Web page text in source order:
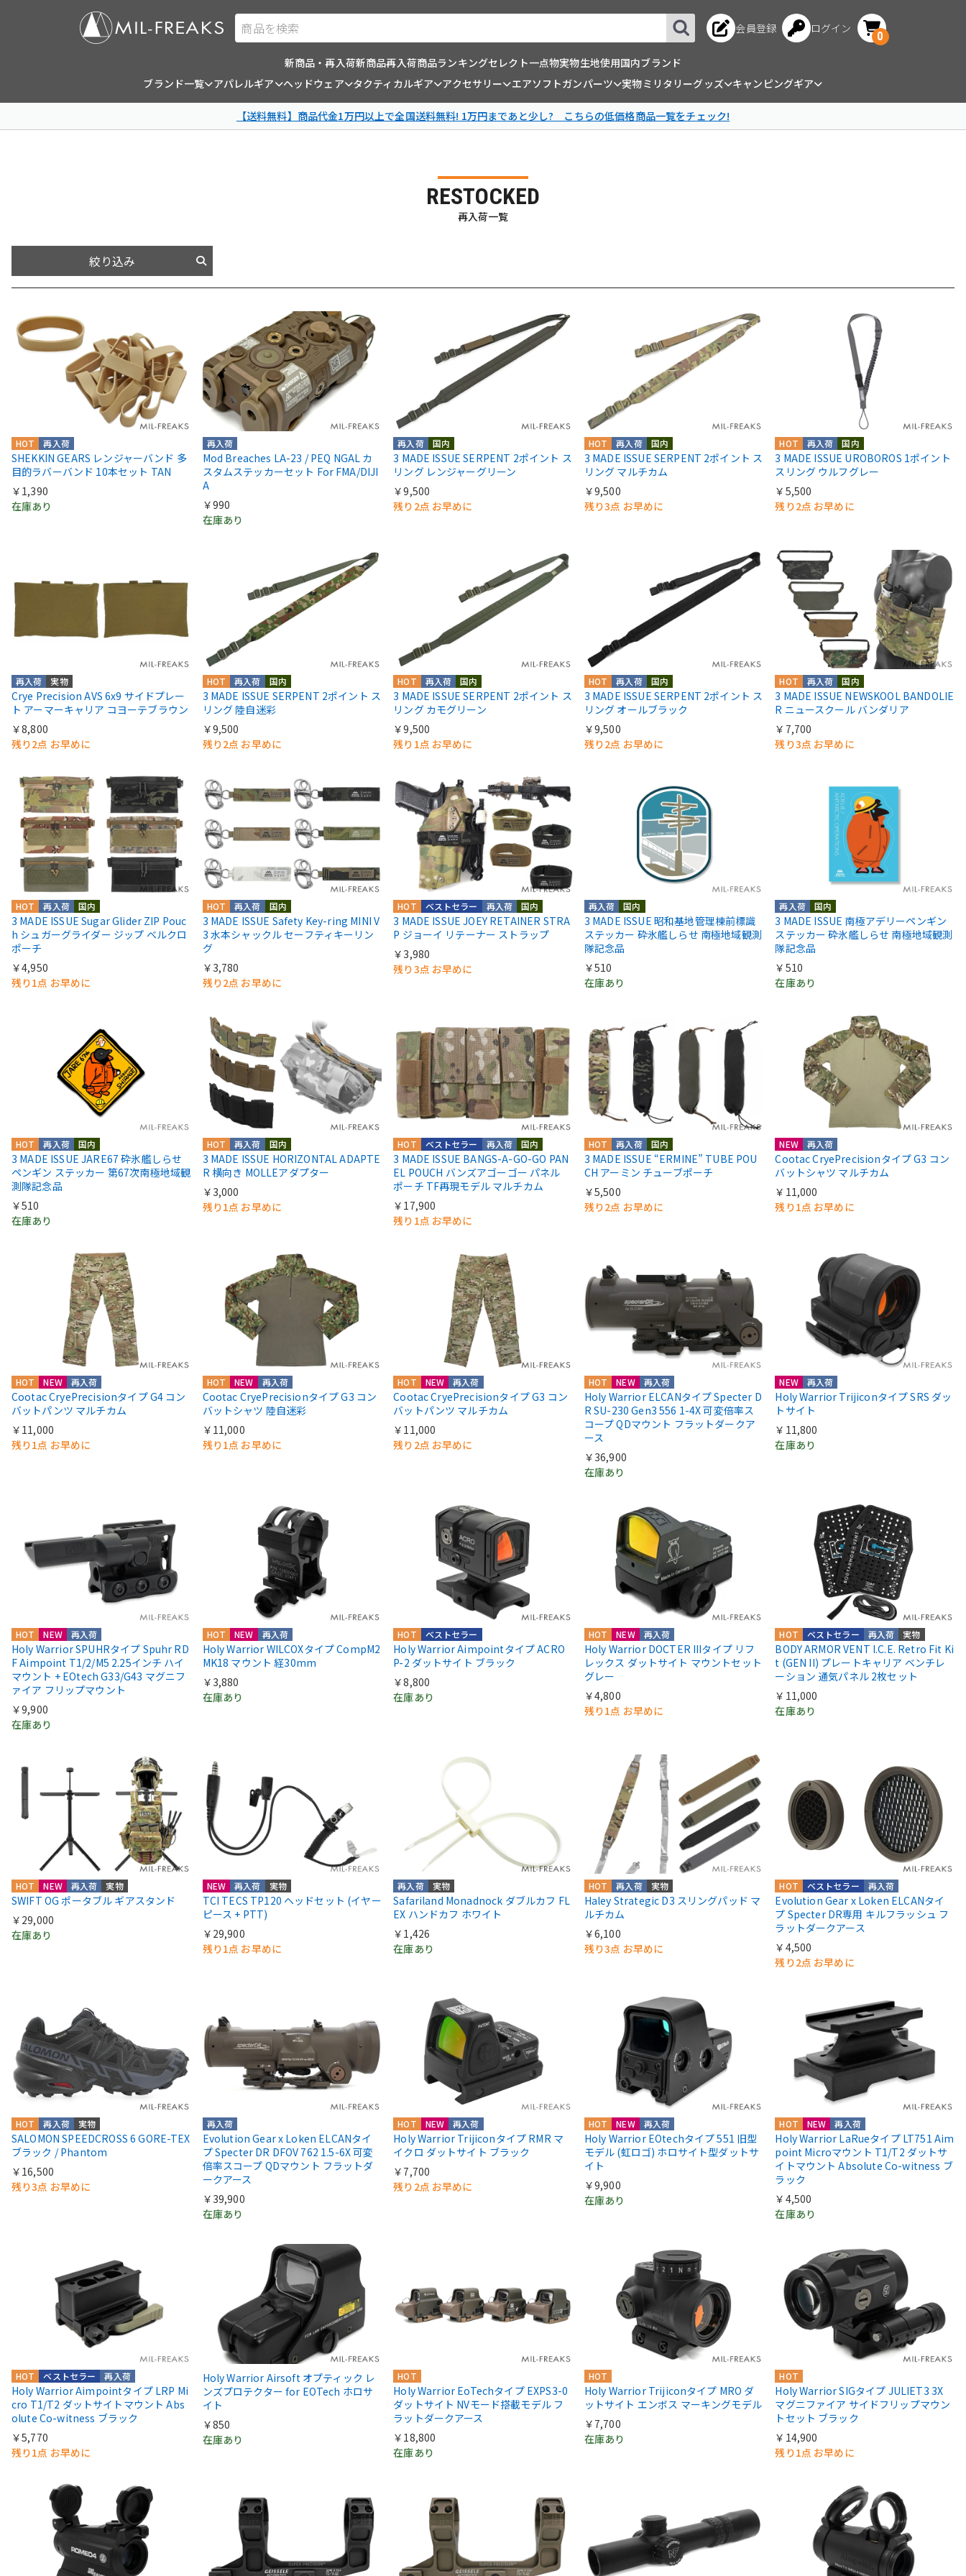
商品を検索 会員登録 ログイン
0
新商品・再入荷新商品再入荷商品ランキングセレクト一点物実物生地使用国内ブランド
ブランド一覧
アパレルギア ヘッドウェア タクティカルギア アクセサリー エアソフトガンパーツ 実物ミリタリーグッズ キャンピングギア
【送料無料】商品代金1万円以上で全国送料無料! 1万円まであと少し? こちらの低価格商品一覧をチェック!
RESTOCKED
再入荷一覧
絞り込み
HOT 再入荷
SHEKKIN GEARS レンジャーバンド 多
目的ラバーバンド 10本セット TAN
￥1,390
在庫あり
再入荷
Mod Breaches LA-23 / PEQ NGAL カ
スタムステッカーセット For FMA/DIJI
A
￥990
在庫あり
再入荷 国内
3 MADE ISSUE SERPENT 2ポイント ス
リング レンジャーグリーン
￥9,500
残り2点 お早めに
HOT 再入荷 国内
3 MADE ISSUE SERPENT 2ポイント ス
リング マルチカム
￥9,500
残り3点 お早めに
HOT 再入荷 国内
3 MADE ISSUE UROBOROS 1ポイント
スリング ウルフグレー
￥5,500
残り2点 お早めに
再入荷 実物
Crye Precision AVS 6x9 サイドプレー
ト アーマーキャリア コヨーテブラウン
￥8,800
残り2点 お早めに
HOT 再入荷 国内
3 MADE ISSUE SERPENT 2ポイント ス
リング 陸自迷彩
￥9,500
残り2点 お早めに
HOT 再入荷 国内
3 MADE ISSUE SERPENT 2ポイント ス
リング カモグリーン
￥9,500
残り1点 お早めに
HOT 再入荷 国内
3 MADE ISSUE SERPENT 2ポイント ス
リング オールブラック
￥9,500
残り2点 お早めに
HOT 再入荷 国内
3 MADE ISSUE NEWSKOOL BANDOLIE
R ニュースクール バンダリア
￥7,700
残り3点 お早めに
HOT 再入荷 国内
3 MADE ISSUE Sugar Glider ZIP Pouc
h シュガーグライダー ジップ ベルクロ
ポーチ
￥4,950
残り1点 お早めに
HOT 再入荷 国内
3 MADE ISSUE Safety Key-ring MINI V
3 水本シャックル セーフティキーリン
グ
￥3,780
残り2点 お早めに
HOT 再入荷 国内
ベストセラー
3 MADE ISSUE JOEY RETAINER STRA
P ジョーイ リテーナー ストラップ
￥3,980
残り3点 お早めに
再入荷 国内
3 MADE ISSUE 昭和基地管理棟前標識
ステッカー 砕氷艦しらせ 南極地域観測
隊記念品
￥510
在庫あり
再入荷 国内
3 MADE ISSUE 南極アデリーペンギン
ステッカー 砕氷艦しらせ 南極地域観測
隊記念品
￥510
在庫あり
HOT 再入荷 国内
3 MADE ISSUE JARE67 砕氷艦しらせ
ペンギン ステッカー 第67次南極地域観
測隊記念品
￥510
在庫あり
HOT 再入荷 国内
3 MADE ISSUE HORIZONTAL ADAPTE
R 横向き MOLLEアダプター
￥3,000
残り1点 お早めに
HOT 再入荷 国内
ベストセラー
3 MADE ISSUE BANGS-A-GO-GO PAN
EL POUCH バンズアゴーゴー パネル
ポーチ TF再現モデル マルチカム
￥17,900
残り1点 お早めに
HOT 再入荷 国内
3 MADE ISSUE “ERMINE” TUBE POU
CH アーミン チューブポーチ
￥5,500
残り2点 お早めに
NEW 再入荷
Cootac CryePrecisionタイプ G3 コン
バットシャツ マルチカム
￥11,000
残り1点 お早めに
HOT NEW 再入荷
Cootac CryePrecisionタイプ G4 コン
バットパンツ マルチカム
￥11,000
残り1点 お早めに
HOT NEW 再入荷
Cootac CryePrecisionタイプ G3 コン
バットシャツ 陸自迷彩
￥11,000
残り1点 お早めに
HOT NEW 再入荷
Cootac CryePrecisionタイプ G3 コン
バットパンツ マルチカム
￥11,000
残り2点 お早めに
HOT NEW 再入荷
Holy Warrior ELCANタイプ Specter D
R SU-230 Gen3 556 1-4X 可変倍率ス
コープ QDマウント フラットダークア
ース
￥36,900
在庫あり
NEW 再入荷
Holy Warrior Trijiconタイプ SRS ダッ
トサイト
￥11,800
在庫あり
HOT NEW 再入荷
Holy Warrior SPUHRタイプ Spuhr RD
F Aimpoint T1/2/M5 2.25インチ ハイ
マウント + EOtech G33/G43 マグニフ
ァイア フリップマウント
￥9,900
在庫あり
HOT NEW 再入荷
Holy Warrior WILCOXタイプ CompM2
MK18 マウント 経30mm
￥3,880
在庫あり
HOT ベストセラー
Holy Warrior Aimpointタイプ ACRO
P-2 ダットサイト ブラック
￥8,800
在庫あり
HOT NEW 再入荷
Holy Warrior DOCTER IIIタイプ リフ
レックス ダットサイト マウントセット
グレー
￥4,800
残り1点 お早めに
HOT 再入荷 実物
ベストセラー
BODY ARMOR VENT I.C.E. Retro Fit Ki
t (GEN II) プレートキャリア ベンチレ
ーション 通気パネル 2枚セット
￥11,000
在庫あり
HOT NEW 再入荷 実物
SWIFT OG ポータブル ギアスタンド
￥29,000
在庫あり
NEW 再入荷 実物
TCI TECS TP120 ヘッドセット (イヤー
ピース + PTT)
￥29,900
残り1点 お早めに
再入荷 実物
Safariland Monadnock ダブルカフ FL
EX ハンドカフ ホワイト
￥1,426
在庫あり
HOT 再入荷 実物
Haley Strategic D3 スリングパッド マ
ルチカム
￥6,100
残り3点 お早めに
HOT 再入荷
ベストセラー
Evolution Gear x Loken ELCANタイ
プ Specter DR専用 キルフラッシュ フ
ラットダークアース
￥4,500
残り2点 お早めに
HOT 再入荷 実物
SALOMON SPEEDCROSS 6 GORE-TEX
ブラック / Phantom
￥16,500
残り3点 お早めに
再入荷
Evolution Gear x Loken ELCANタイ
プ Specter DR DFOV 762 1.5-6X 可変
倍率スコープ QDマウント フラットダ
ークアース
￥39,900
在庫あり
HOT NEW 再入荷
Holy Warrior Trijiconタイプ RMR マ
イクロ ダットサイト ブラック
￥7,700
残り2点 お早めに
HOT NEW 再入荷
Holy Warrior EOtechタイプ 551 旧型
モデル (虹ロゴ) ホロサイト型ダットサ
イト
￥9,900
在庫あり
HOT NEW 再入荷
Holy Warrior LaRueタイプ LT751 Aim
point Microマウント T1/T2 ダットサ
イトマウント Absolute Co-witness ブ
ラック
￥4,500
在庫あり
HOT 再入荷
ベストセラー
Holy Warrior Aimpointタイプ LRP Mi
cro T1/T2 ダットサイトマウント Abs
olute Co-witness ブラック
￥5,770
残り1点 お早めに
Holy Warrior Airsoft オプティック レ
ンズプロテクター for EOTech ホロサ
イト
￥850
在庫あり
HOT
Holy Warrior EoTechタイプ EXPS3-0
ダットサイト NVモード搭載モデル フ
ラットダークアース
￥18,800
在庫あり
HOT
Holy Warrior Trijiconタイプ MRO ダ
ットサイト エンボス マーキングモデル
￥7,700
在庫あり
HOT
Holy Warrior SIGタイプ JULIET3 3X
マグニファイア サイドフリップマウン
トセット ブラック
￥14,900
残り1点 お早めに